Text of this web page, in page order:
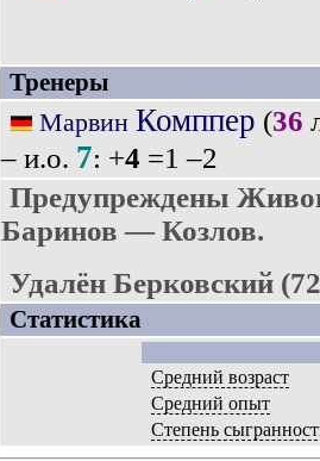
Тренеры
Марвин Комппер (36
– и.о. 7: +4 =1 –2
Предупреждены
Баринов — Козлов.
Удалён Берковский
Статистика
Средний возраст
Средний опыт
Степень